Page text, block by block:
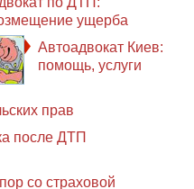
ущерба
Автоадвокат Киев:
помощь, услуги
прав
после ДТП
со страховой